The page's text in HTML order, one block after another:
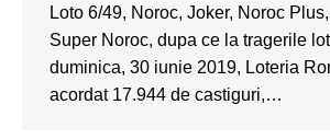
Loto 6/49, Noroc, Joker, Noroc
Super Noroc, dupa ce la tragerile
duminica, 30 iunie 2019, Loteria
acordat 17.944 de castiguri,…